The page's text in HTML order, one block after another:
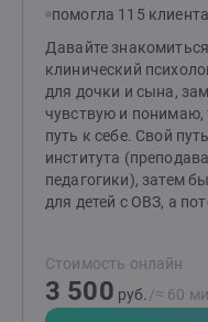
помогла 115
Давайте
клинический
для дочки и сына,
чувствую и понимаю,
путь к себе. Свой
института
педагогики), затем
для детей с ОВЗ, а
сейчас;)При
для открытости и
преодолеем и
Стоимость онлайн
3 500 руб. /≈ 60